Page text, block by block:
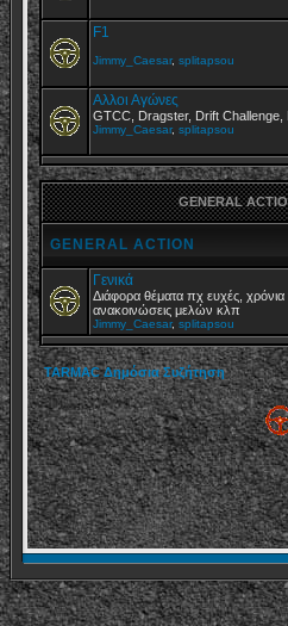
F1
Jimmy_Caesar, splitapsou
Αλλοι Αγώνες
GTCC, Dragster, Drift Challenge,
Jimmy_Caesar, splitapsou
GENERAL
GENERAL ACTION
Γενικά
Διάφορα θέματα πχ ευχές,
ανακοινώσεις μελών κλπ
Jimmy_Caesar, splitapsou
TARMAC Δημόσια Συζήτηση